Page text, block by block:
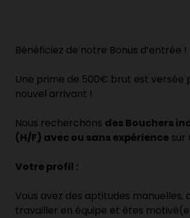
Bénéficiez de notre Bonus d’entrée !
Une prime de 500€ brut est versée
nouvel arrivant !
Nous recherchons des Bouchers
(H/F) avec ou sans expérience sur
Votre profil :
Vous avez des aptitudes manuelles,
travailler en équipe et êtes